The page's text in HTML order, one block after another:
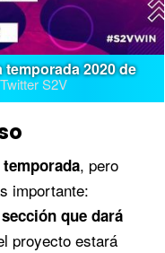
temporada 2020 de
Twitter S2V
, pero
importante:
que dará
proyecto estará